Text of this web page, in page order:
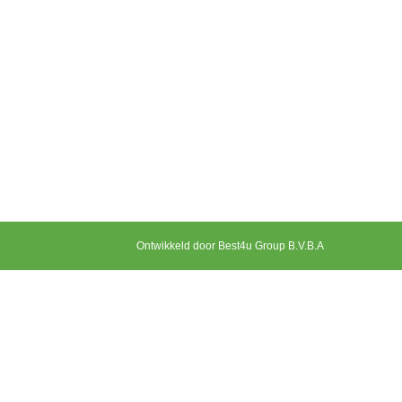
Ontwikkeld door Best4u Group B.V.B.A